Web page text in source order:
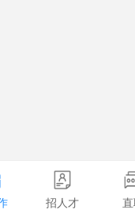
招人才